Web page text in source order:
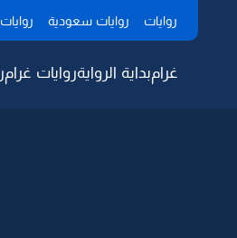
روايات روايات سعودية
غرامبداية الروايةروايات غرام